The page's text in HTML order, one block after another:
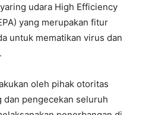
udara High Efficiency
yang merupakan fitur
untuk mematikan virus dan
oleh pihak otoritas
pengecekan seluruh